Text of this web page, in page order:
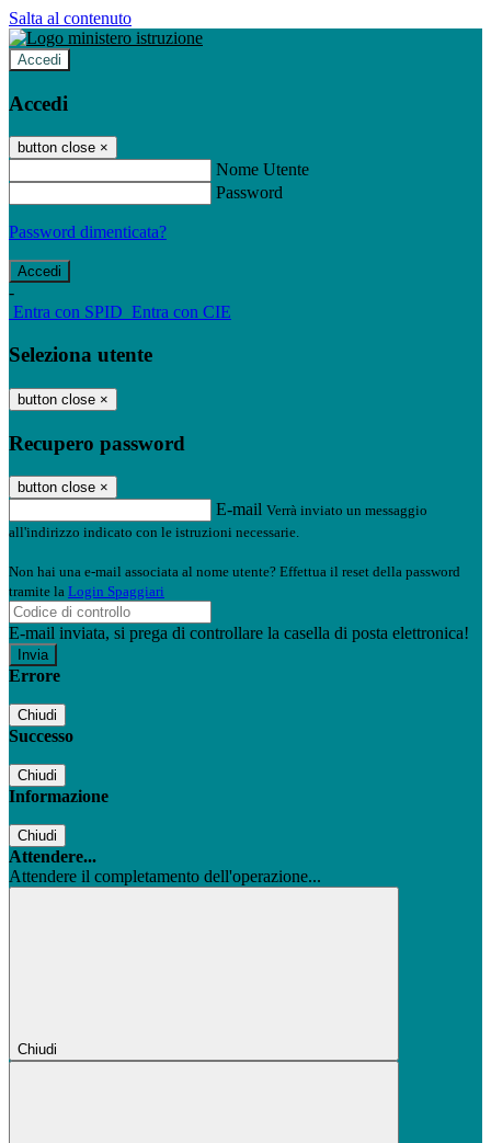
Salta al contenuto
Accedi
Accedi
button close ×
Nome Utente
Password
Password dimenticata?
-
Entra con SPID Entra con CIE
Seleziona utente
button close ×
Recupero password
button close ×
E-mail Verrà inviato un messaggio
all'indirizzo indicato con le istruzioni necessarie.
Non hai una e-mail associata al nome utente? Effettua il reset della password
tramite la Login Spaggiari
E-mail inviata, si prega di controllare la casella di posta elettronica!
Errore
Chiudi
Successo
Chiudi
Informazione
Chiudi
Attendere...
Attendere il completamento dell'operazione...
Chiudi